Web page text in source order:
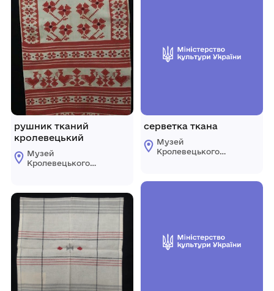
рушник тканий
кролевецький
Музей
Кролевецького
міської ради
серветка ткана
Музей
Кролевецького
міської ради